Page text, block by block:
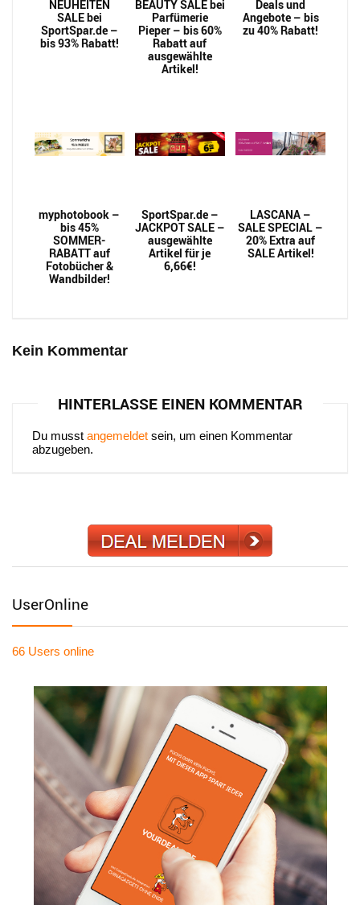
NEUHEITEN
SALE bei
SportSpar.de –
bis 93% Rabatt!
BEAUTY SALE bei
Parfümerie
Pieper – bis 60%
Rabatt auf
ausgewählte
Artikel!
Deals und
Angebote – bis
zu 40% Rabatt!
myphotobook –
bis 45%
SOMMER-
RABATT auf
Fotobücher &
Wandbilder!
SportSpar.de –
JACKPOT SALE –
ausgewählte
Artikel für je
6,66€!
LASCANA –
SALE SPECIAL –
20% Extra auf
SALE Artikel!
Kein Kommentar
HINTERLASSE EINEN KOMMENTAR
Du musst angemeldet sein, um einen Kommentar
abzugeben.
UserOnline
66 Users online